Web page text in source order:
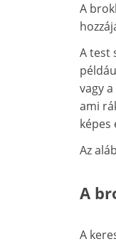
A
A test
vagy
ami
képes
Az
A
A